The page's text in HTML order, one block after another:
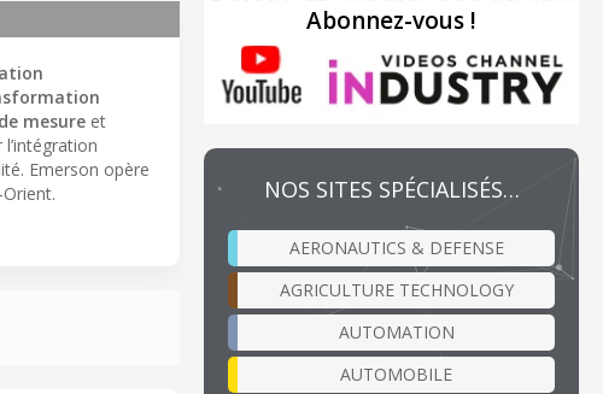
mesure et
Emerson opère
Abonnez-vous !
NOS SITES SPÉCIALISÉS…
AERONAUTICS & DEFENSE
AGRICULTURE TECHNOLOGY
AUTOMATION
AUTOMOBILE